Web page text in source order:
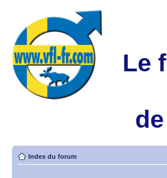
Le
Index du forum